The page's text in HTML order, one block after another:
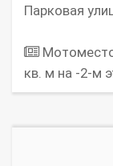
Парковая
кв. м на -2-м